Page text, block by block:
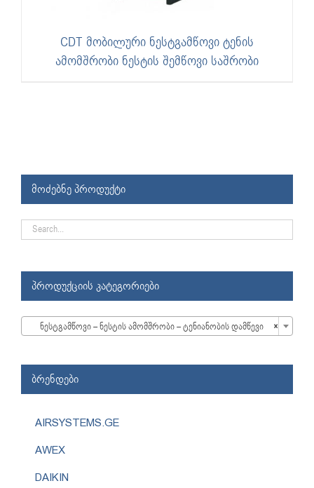
CDT მობილური ნესტგამწოვი ტენის
ამომშრობი ნესტის შემწოვი საშრობი
მოძებნე პროდუქტი
პროდუქციის კატეგორიები
×
ნესტგამწოვი – ნესტის ამომშრობი – ტენიანობის დამწევი
ბრენდები
AIRSYSTEMS.GE
AWEX
DAIKIN